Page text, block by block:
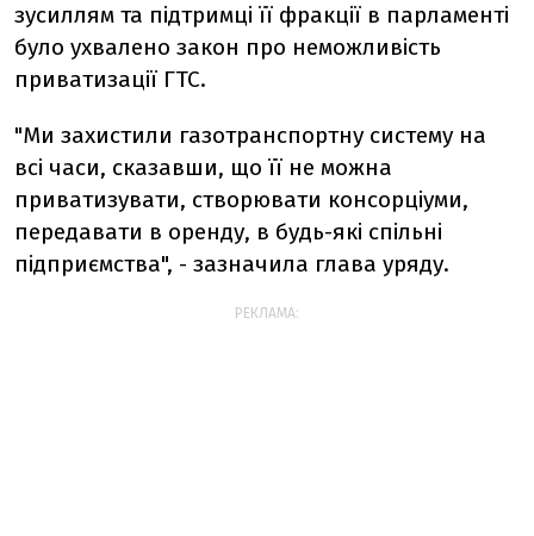
зусиллям та підтримці її фракції в парламенті
було ухвалено закон про неможливість
приватизації ГТС.
"Ми захистили газотранспортну систему на
всі часи, сказавши, що її не можна
приватизувати, створювати консорціуми,
передавати в оренду, в будь-які спільні
підприємства", - зазначила глава уряду.
РЕКЛАМА: